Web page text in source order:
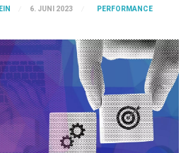
6. JUNI 2023 PERFORMANCE